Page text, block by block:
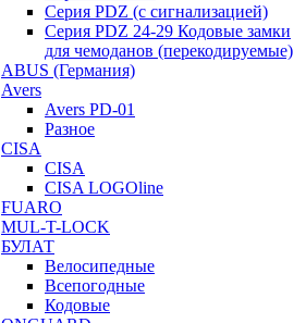
Серия PDZ (с сигнализацией)
Серия PDZ 24-29 Кодовые замки
для чемоданов (перекодируемые)
ABUS (Германия)
Avers
Avers PD-01
Разное
CISA
CISA
CISA LOGOline
FUARO
MUL-T-LOCK
БУЛАТ
Велосипедные
Всепогодные
Кодовые